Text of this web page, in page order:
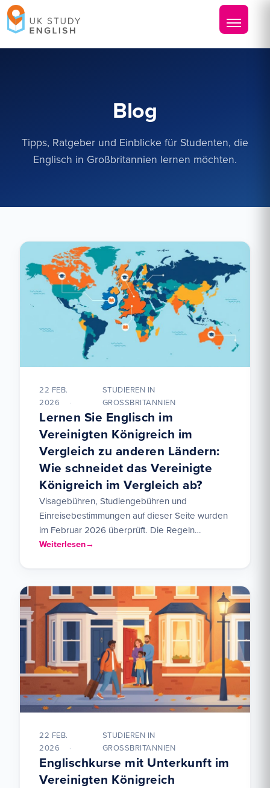
Blog
Tipps, Ratgeber und Einblicke für Studenten, die
Englisch in Großbritannien lernen möchten.
22 FEB.
2026
STUDIEREN IN
GROSSBRITANNIEN
Lernen Sie Englisch im
Vereinigten Königreich im
Vergleich zu anderen Ländern:
Wie schneidet das Vereinigte
Königreich im Vergleich ab?
Visagebühren, Studiengebühren und
Einreisebestimmungen auf dieser Seite wurden
im Februar 2026 überprüft. Die Regeln
variieren je nach Land und können sich ändern
Weiterlesen
22 FEB.
2026
STUDIEREN IN
GROSSBRITANNIEN
Englischkurse mit Unterkunft im
Vereinigten Königreich